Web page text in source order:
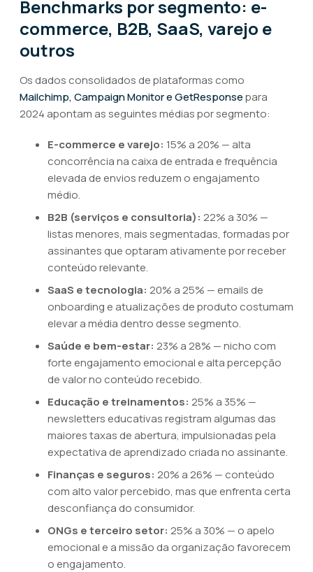
Benchmarks por segmento: e-
commerce, B2B, SaaS, varejo e
outros
Os dados consolidados de plataformas como
Mailchimp, Campaign Monitor e GetResponsepara
2024 apontam as seguintes médias por segmento:
E-commerce e varejo: 15% a 20% — alta
concorrência na caixa de entrada e frequência
elevada de envios reduzem o engajamento
médio.
B2B (serviços e consultoria): 22% a 30% —
listas menores, mais segmentadas, formadas por
assinantes que optaram ativamente por receber
conteúdo relevante.
SaaS e tecnologia: 20% a 25% — emails de
onboarding e atualizações de produto costumam
elevar a média dentro desse segmento.
Saúde e bem-estar: 23% a 28% — nicho com
forte engajamento emocional e alta percepção
de valor no conteúdo recebido.
Educação e treinamentos: 25% a 35% —
newsletters educativas registram algumas das
maiores taxas de abertura, impulsionadas pela
expectativa de aprendizado criada no assinante.
Finanças e seguros: 20% a 26% — conteúdo
com alto valor percebido, mas que enfrenta certa
desconfiança do consumidor.
ONGs e terceiro setor: 25% a 30% — o apelo
emocional e a missão da organização favorecem
o engajamento.